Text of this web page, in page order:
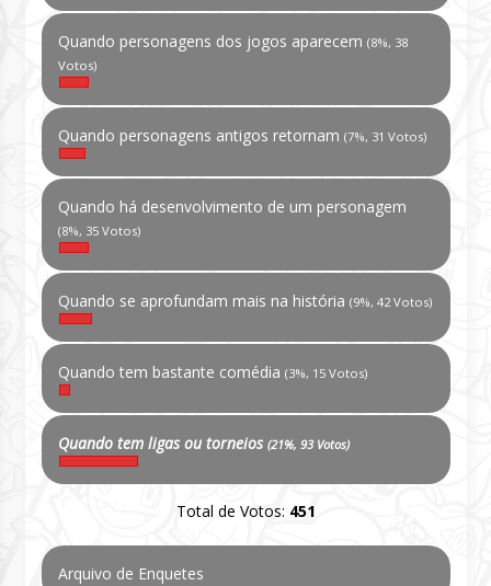
Quando personagens dos jogos aparecem (8%, 38
Votos)
Quando personagens antigos retornam (7%, 31 Votos)
Quando há desenvolvimento de um personagem
(8%, 35 Votos)
Quando se aprofundam mais na história (9%, 42 Votos)
Quando tem bastante comédia (3%, 15 Votos)
Quando tem ligas ou torneios (21%, 93 Votos)
Total de Votos: 451
Arquivo de Enquetes